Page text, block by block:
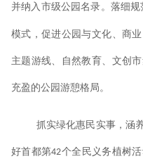
并纳入市级公园名录。落细
模式，促进公园与文化、商
主题游线、自然教育、文创
充盈的公园游憩格局。
抓实绿化惠民实事，涵
好首都第42个全民义务植树